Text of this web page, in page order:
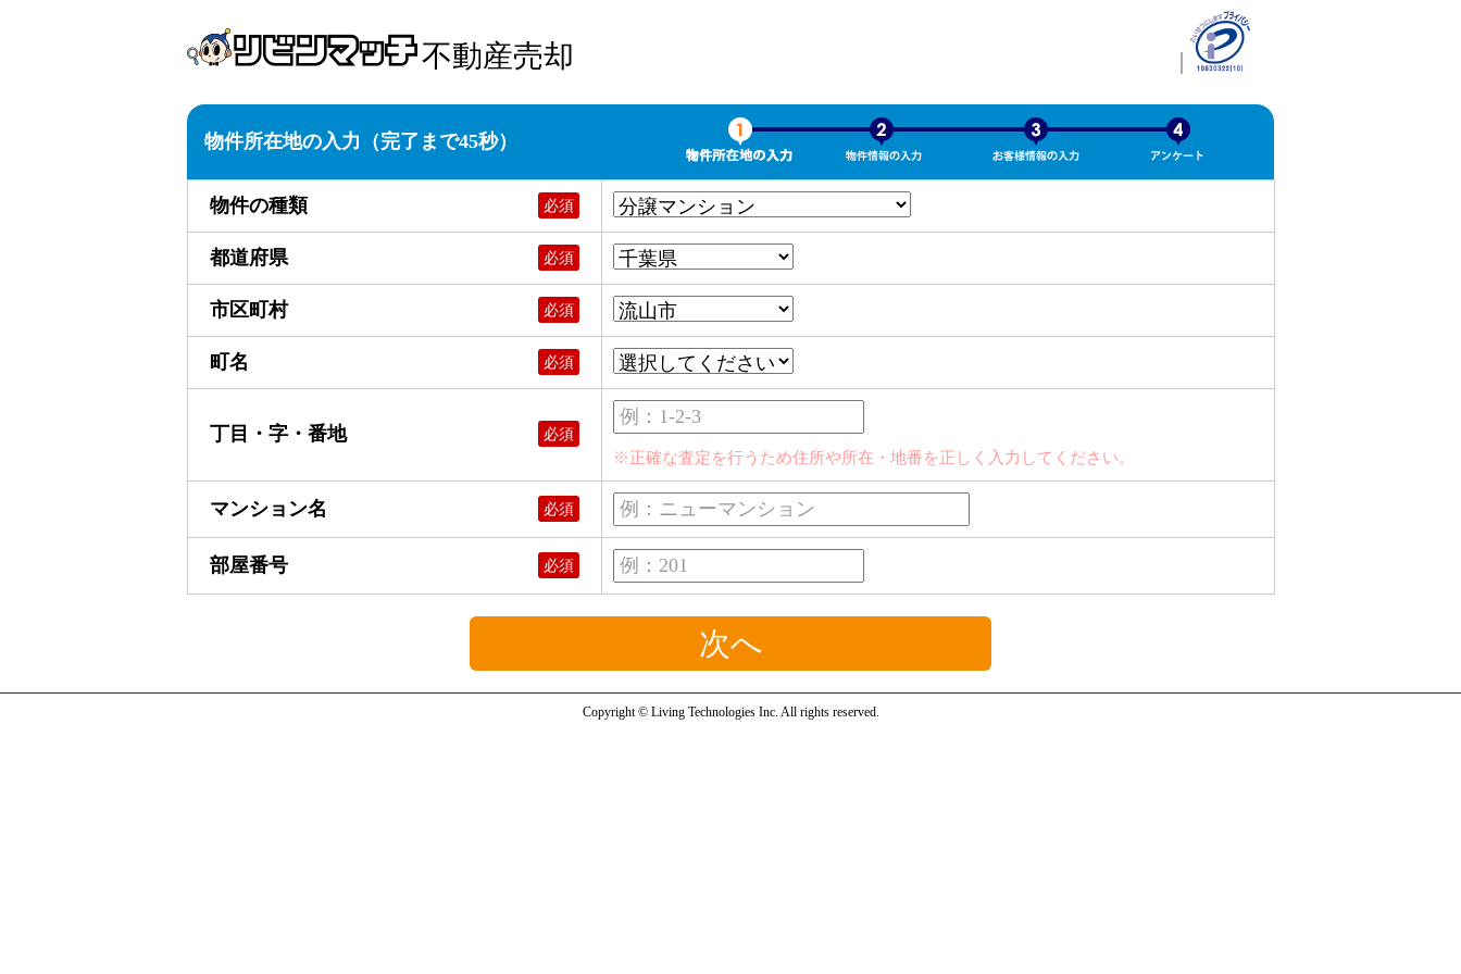
不動産売却
物件所在地の入力 （完了まで45秒）
物件の種類 必須
都道府県 必須
市区町村 必須
町名 必須
丁目・字・番地 必須
例：1-2-3
※正確な査定を行うため住所や所在・地番を正しく入力してください。
マンション名 必須 例：ニューマンション
部屋番号 必須 例：201
Copyright © Living Technologies Inc. All rights reserved.